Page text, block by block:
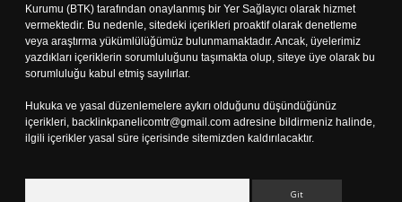
Kurumu (BTK) tarafından onaylanmış bir Yer Sağlayıcı olarak hizmet
vermektedir. Bu nedenle, sitedeki içerikleri proaktif olarak denetleme
veya araştırma yükümlülüğümüz bulunmamaktadır. Ancak, üyelerimiz
yazdıkları içeriklerin sorumluluğunu taşımakta olup, siteye üye olarak bu
sorumluluğu kabul etmiş sayılırlar.
Hukuka ve yasal düzenlemelere aykırı olduğunu düşündüğünüz
içerikleri, backlinkpanelicomtr@gmail.com adresine bildirmeniz halinde,
ilgili içerikler yasal süre içerisinde sitemizden kaldırılacaktır.